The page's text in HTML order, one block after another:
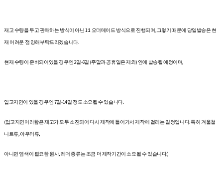
재고 수량을 두고 판매하는 방식이 아닌 1:1 오더메이드 방식으로 진행되며, 그렇기 때문에 당일발송은 현
재 어려운 점 양해부탁드리겠습니다.
현재 수량이 준비되어있을 경우엔 2일-6일 (주말과 공휴일은 제외) 안에 발송될 예정이며,
입고지연이 있을 경우엔 7일-14일 정도 소요될 수 있습니다.
(입고지연이라함은 재고가 모두 소진되어 다시 제작에 들어가서 제작에 걸리는 일정입니다. 특히 겨울철
니트류, 아우터류,
아니면 염색이 필요한 원사, 레더 종류는 조금 더 제작기간이 소요될 수 있습니다.)